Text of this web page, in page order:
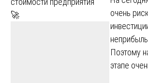
🚀
очень
Поэтому
этапе